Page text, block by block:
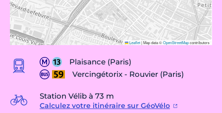
Leaflet|Map data ©OpenStreetMapcontributors
Plaisance (Paris)
Vercingétorix - Rouvier (Paris)
Station Vélib à 73 m
Calculez votre itinéraire sur GéoVélo